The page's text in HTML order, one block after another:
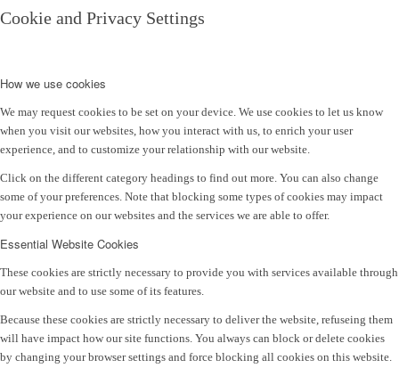
Cookie and Privacy Settings
How we use cookies
We may request cookies to be set on your device. We use cookies to let us know
when you visit our websites, how you interact with us, to enrich your user
experience, and to customize your relationship with our website.
Click on the different category headings to find out more. You can also change
some of your preferences. Note that blocking some types of cookies may impact
your experience on our websites and the services we are able to offer.
Essential Website Cookies
These cookies are strictly necessary to provide you with services available through
our website and to use some of its features.
Because these cookies are strictly necessary to deliver the website, refuseing them
will have impact how our site functions. You always can block or delete cookies
by changing your browser settings and force blocking all cookies on this website.